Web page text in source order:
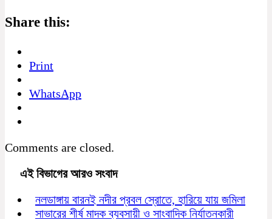
Share this:
Print
WhatsApp
Comments are closed.
এই বিভাগের আরও সংবাদ
নলডাঙ্গায় বারনই নদীর প্রবল স্রোতে, হারিয়ে যায় জমিলা
সাভারের শীর্ষ মাদক ব্যবসায়ী ও সাংবাদিক নির্যাতনকারী